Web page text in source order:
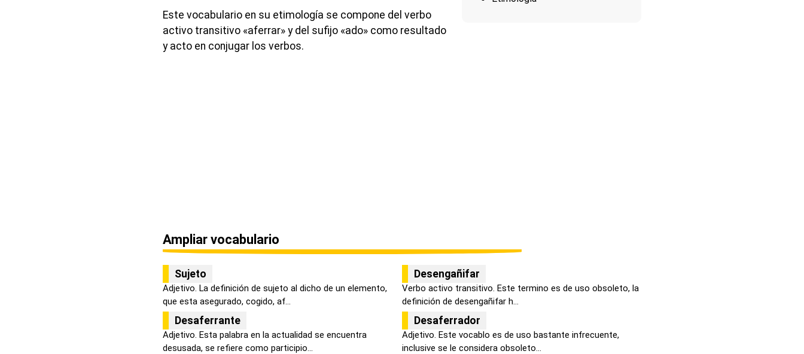
Este vocabulario en su etimología se compone del verbo
activo transitivo «aferrar» y del sufijo «ado» como resultado
y acto en conjugar los verbos.
Ampliar vocabulario
Sujeto
Adjetivo. La definición de sujeto al dicho de un elemento,
que esta asegurado, cogido, af...
Desengañifar
Verbo activo transitivo. Este termino es de uso obsoleto, la
definición de desengañifar h...
Desaferrante
Adjetivo. Esta palabra en la actualidad se encuentra
desusada, se refiere como participio...
Desaferrador
Adjetivo. Este vocablo es de uso bastante infrecuente,
inclusive se le considera obsoleto...